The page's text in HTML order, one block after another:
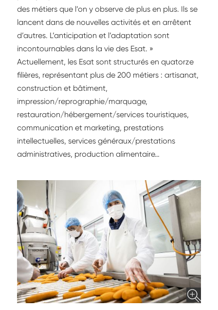
des métiers que l’on y observe de plus en plus. Ils se
lancent dans de nouvelles activités et en arrêtent
d’autres. L’anticipation et l’adaptation sont
incontournables dans la vie des Esat. »
Actuellement, les Esat sont structurés en quatorze
filières, représentant plus de 200 métiers : artisanat,
construction et bâtiment,
impression/reprographie/marquage,
restauration/hébergement/services touristiques,
communication et marketing, prestations
intellectuelles, services généraux/prestations
administratives, production alimentaire…